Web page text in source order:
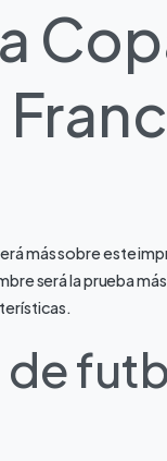
más sobre este
será la prueba
de